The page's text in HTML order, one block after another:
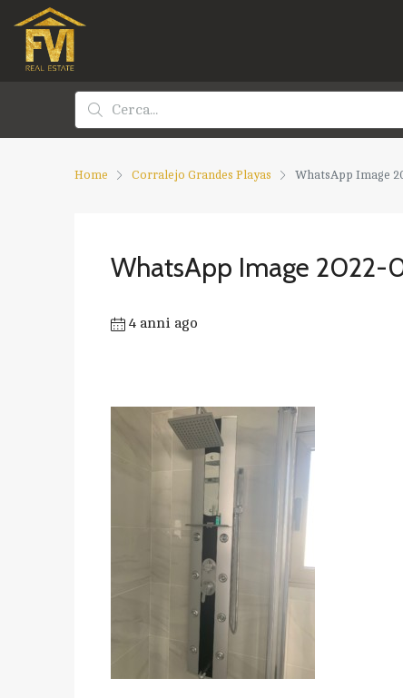
Home Corralejo Grandes Playas WhatsApp Image
WhatsApp Image 2022-
4 anni ago